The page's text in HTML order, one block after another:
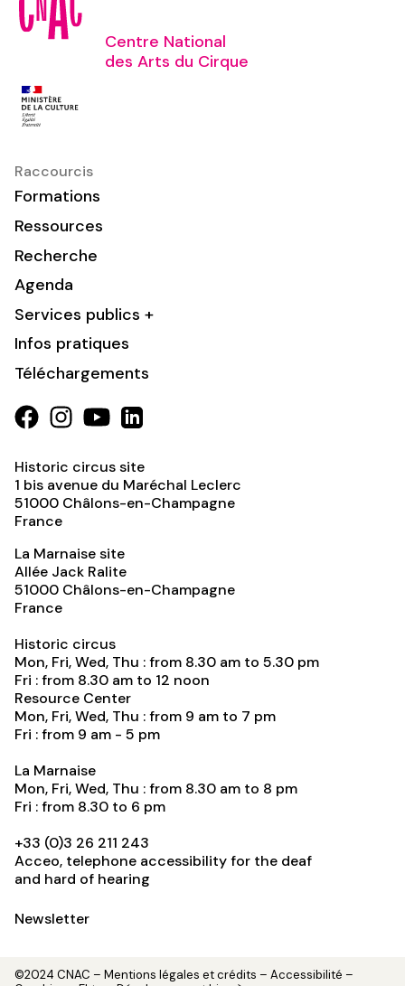
Centre National
des Arts du Cirque
Raccourcis
Formations
Ressources
Recherche
Agenda
Services publics +
Infos pratiques
Téléchargements
Historic circus site
1 bis avenue du Maréchal Leclerc
51000 Châlons-en-Champagne
France
La Marnaise site
Allée Jack Ralite
51000 Châlons-en-Champagne
France
Historic circus
Mon, Fri, Wed, Thu : from 8.30 am to 5.30 pm
Fri : from 8.30 am to 12 noon
Resource Center
Mon, Fri, Wed, Thu : from 9 am to 7 pm
Fri : from 9 am - 5 pm
La Marnaise
Mon, Fri, Wed, Thu : from 8.30 am to 8 pm
Fri : from 8.30 to 6 pm
+33 (0)3 26 211 243
Acceo, telephone accessibility for the deaf
and hard of hearing
Newsletter
©2024 CNAC – Mentions légales et crédits – Accessibilité –